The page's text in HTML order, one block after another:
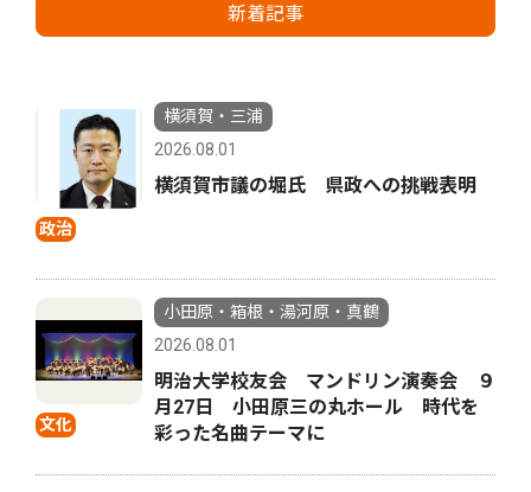
新着記事
政治
横須賀・三浦
2026.08.01
横須賀市議の堀氏 県政への挑戦表明
文化
小田原・箱根・湯河原・真鶴
2026.08.01
明治大学校友会 マンドリン演奏会 ９
月27日 小田原三の丸ホール 時代を
彩った名曲テーマに